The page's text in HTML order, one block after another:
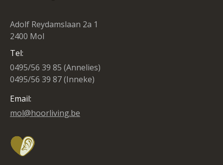
Adolf Reydamslaan 2a 1
2400 Mol
Tel:
0495/56 39 85 (Annelies)
0495/56 39 87 (Inneke)
Email:
mol@hoorliving.be